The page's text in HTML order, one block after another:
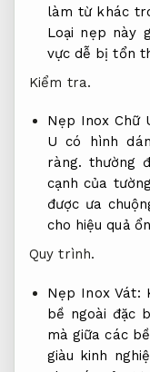
làm từ khác
Loại nẹp này
vực dễ bị tổn
Kiểm tra.
Nẹp Inox Chữ
U có hình
ràng. thường
cạnh của
được ưa
cho hiệu quả
Quy trình.
Nẹp Inox Vát:
bề ngoài đặc
mà giữa các
giàu kinh